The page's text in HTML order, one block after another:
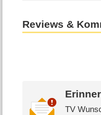
Reviews &
TV